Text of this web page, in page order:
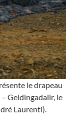
le drapeau
Geldingadalir, le
Laurenti).